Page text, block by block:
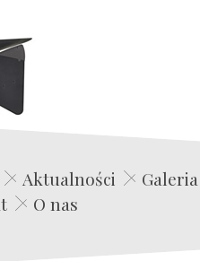
Edwin Film Agencja Aktorska
Aktualności
Galeria
O nas